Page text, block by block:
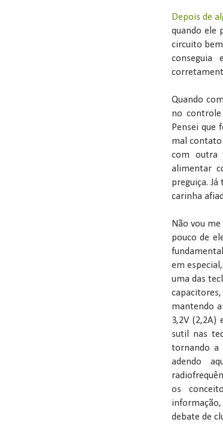
Depois de
quando ele
circuito
Quando
no
Pensei que
mal
com outra
alimentar
preguiça.
carinha
Não vou
pouco de
em
uma das
mantendo
3,2V (2,2A)
sutil nas
tornando a
adendo
os
debate de